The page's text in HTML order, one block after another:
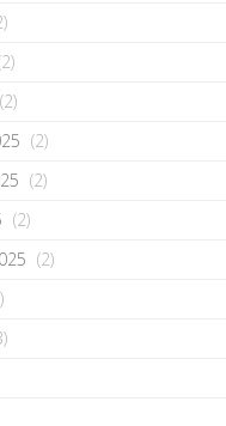
(2)
(2)
(2)
(2)
(2)